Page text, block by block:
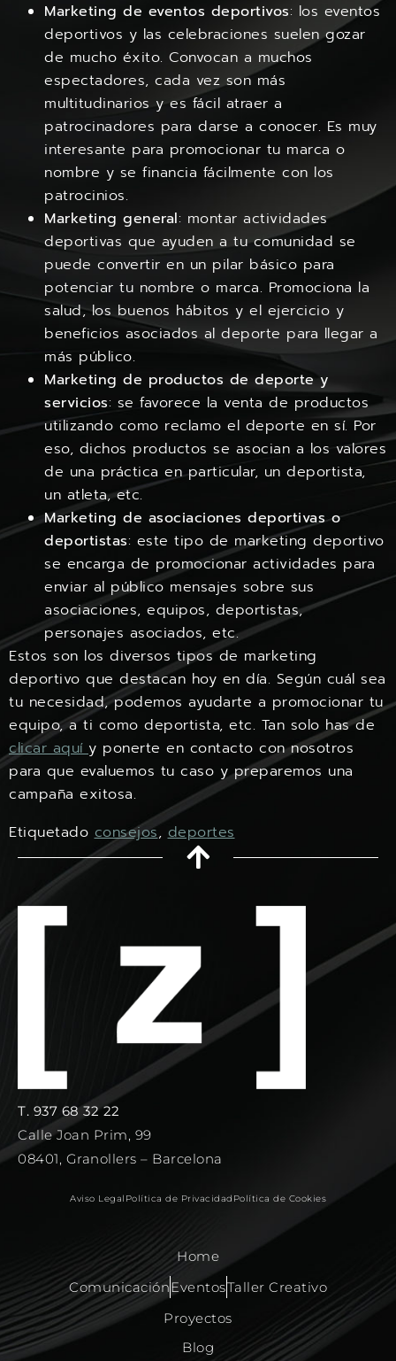
Marketing de eventos deportivos: los eventos
deportivos y las celebraciones suelen gozar
de mucho éxito. Convocan a muchos
espectadores, cada vez son más
multitudinarios y es fácil atraer a
patrocinadores para darse a conocer. Es muy
interesante para promocionar tu marca o
nombre y se financia fácilmente con los
patrocinios.
Marketing general: montar actividades
deportivas que ayuden a tu comunidad se
puede convertir en un pilar básico para
potenciar tu nombre o marca. Promociona la
salud, los buenos hábitos y el ejercicio y
beneficios asociados al deporte para llegar a
más público.
Marketing de productos de deporte y
servicios: se favorece la venta de productos
utilizando como reclamo el deporte en sí. Por
eso, dichos productos se asocian a los valores
de una práctica en particular, un deportista,
un atleta, etc.
Marketing de asociaciones deportivas o
deportistas: este tipo de marketing deportivo
se encarga de promocionar actividades para
enviar al público mensajes sobre sus
asociaciones, equipos, deportistas,
personajes asociados, etc.
Estos son los diversos tipos de marketing
deportivo que destacan hoy en día. Según cuál sea
tu necesidad, podemos ayudarte a promocionar tu
equipo, a ti como deportista, etc. Tan solo has de
clicar aquíy ponerte en contacto con nosotros
para que evaluemos tu caso y preparemos una
campaña exitosa.
Etiquetadoconsejos,deportes
T. 937 68 32 22
Calle Joan Prim, 99
08401, Granollers – Barcelona
Aviso Legal Política de Privacidad Política de Cookies
Home
ComunicaciónEventosTaller Creativo
Proyectos
Blog